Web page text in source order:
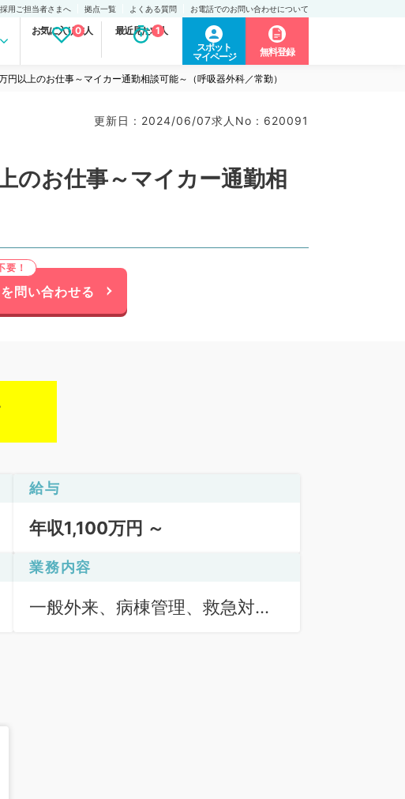
採用ご担当者さまへ 拠点一覧 よくある質問 お電話でのお問い合わせについて
お気に入り求人
0 最近見た求人
1
スポット
マイページ
無料登録
以上のお仕事～マイカー通勤相談可能～（呼吸器外科／常勤）
更新日 : 2024/06/07求人No : 620091
のお仕事～マイカー通勤相
問い合わせる
給与
年収1,100万円 ～
業務内容
一般外来、病棟管理、救急対